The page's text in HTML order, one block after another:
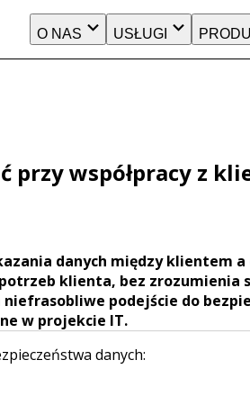
O NAS USŁUGI
przy współpracy z
danych między klientem a
potrzeb klienta, bez
podejście do
w projekcie IT.
danych: